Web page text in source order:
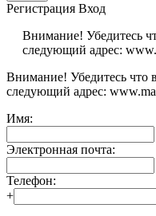
Регистрация Вход
Внимание! Убедитесь
следующий адрес:
Внимание! Убедитесь что
следующий адрес:
Имя:
Электронная почта:
Телефон:
+